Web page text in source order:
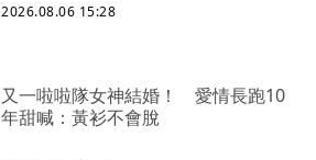
2026.08.06 15:28
又一啦啦隊女神結婚！ 愛情長跑10
年甜喊：黃衫不會脫